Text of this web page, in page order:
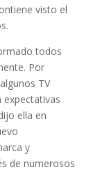
visto el
todos
Por
TV
expectativas
ella en
y
de numerosos